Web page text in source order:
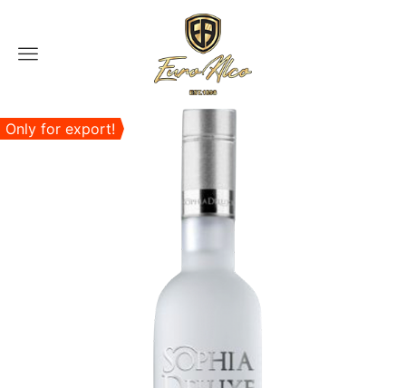
Menu
Only for export!